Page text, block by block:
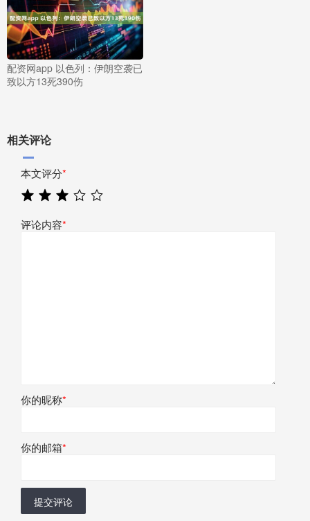
配资网app 以色列：伊朗空袭已
致以方13死390伤
相关评论
本文评分*
评论内容*
你的昵称*
你的邮箱*
提交评论